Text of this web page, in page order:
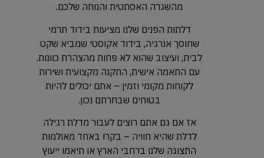
מהשגרה האסתטית והנוחה שלכם.
דלתות הפנים שלנו מציעות בידוד תרמי
שחוסך אנרגיה, בידוד אקוסטי שמביא שקט
לבית, ועיצוב שהוא לא פחות מהצהרת כוונות.
עם התאמה אישית, התקנה מקצועית ושירות
לקוחות מקומי וזמין – אתם יכולים להיות
בטוחים שבחרתם נכון.
אז אם גם אתם רוצים לעבור מדלת רגילה
לדלת שהיא חוויה – בקרו באחד מאולמות
התצוגה שלנו ברחבי הארץ או תיאמו ייעוץ